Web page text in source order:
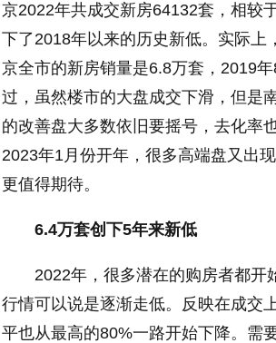
京2022年共成交新房64132套，相较
下了2018年以来的历史新低。实际
京全市的新房销量是6.8万套，2019
过，虽然楼市的大盘成交下滑，但是
的改善盘大多数依旧要摇号，去化率
2023年1月份开年，很多高端盘又出
更值得期待。
6.4万套创下5年来新低
2022年，很多潜在的购房者都开
行情可以说是逐渐走低。反映在成交
平也从最高的80%一路开始下降。需